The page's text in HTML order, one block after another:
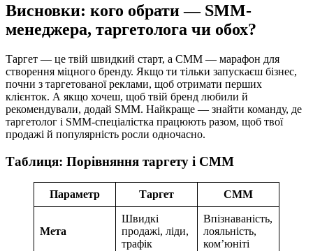
Висновки: кого обрати — SMM-
менеджера, таргетолога чи обох?
Таргет — це твій швидкий старт, а СММ — марафон для
створення міцного бренду. Якщо ти тільки запускаєш бізнес,
почни з таргетованої реклами, щоб отримати перших
клієнток. А якщо хочеш, щоб твій бренд любили й
рекомендували, додай SMM. Найкраще — знайти команду, де
таргетолог і SMM-спеціалістка працюють разом, щоб твої
продажі й популярність росли одночасно.
Таблиця: Порівняння таргету і СММ
Параметр Таргет СММ
Мета
Швидкі
продажі, ліди,
трафік
Впізнаваність,
лояльність,
ком’юніті